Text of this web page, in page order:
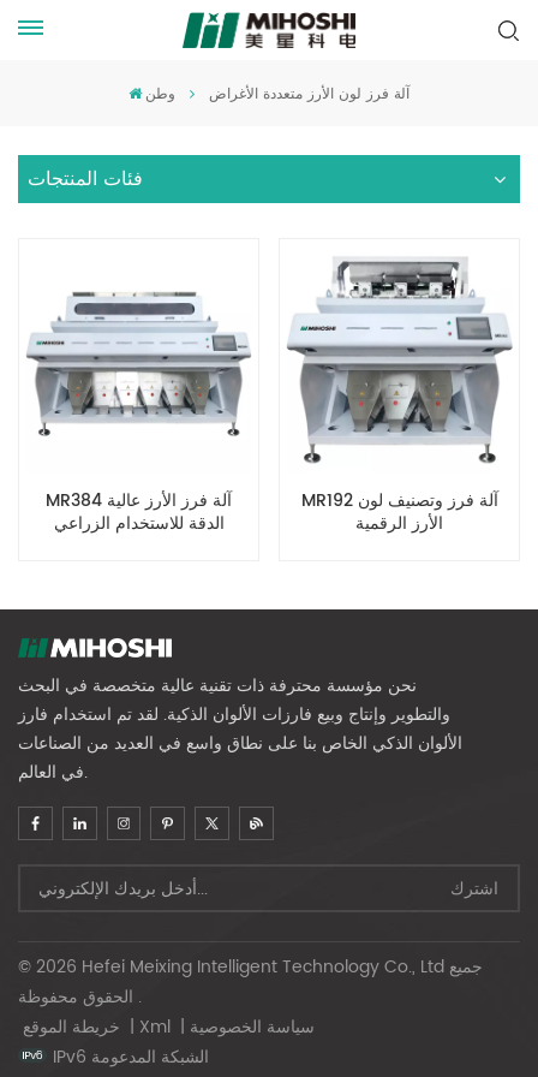
وطن آلة فرز لون الأرز متعددة الأغراض
فئات المنتجات
MR384 آلة فرز الأرز عالية
الدقة للاستخدام الزراعي
MR192 آلة فرز وتصنيف لون
الأرز الرقمية
نحن مؤسسة محترفة ذات تقنية عالية متخصصة في البحث
والتطوير وإنتاج وبيع فارزات الألوان الذكية. لقد تم استخدام فارز
الألوان الذكي الخاص بنا على نطاق واسع في العديد من الصناعات
في العالم.
© 2026 Hefei Meixing Intelligent Technology Co., Ltd جميع
الحقوق محفوظة .
| Xml | سياسة الخصوصية
IPv6 الشبكة المدعومة